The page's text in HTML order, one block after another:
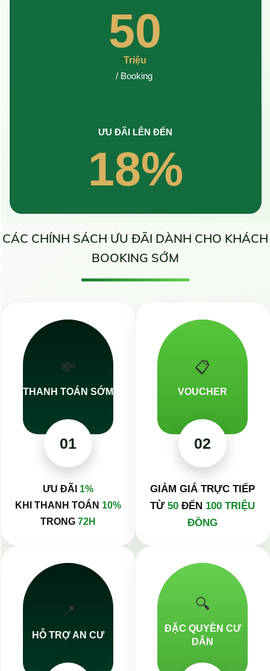
50
Triệu
/ Booking
ƯU ĐÃI LÊN ĐẾN
18%
CÁC CHÍNH SÁCH ƯU ĐÃI DÀNH CHO KHÁCH
BOOKING SỚM
💸
THANH TOÁN SỚM
01
ƯU ĐÃI 1%
KHI THANH TOÁN 10%
TRONG 72H
📋
VOUCHER
02
GIẢM GIÁ TRỰC TIẾP
TỪ 50 ĐẾN 100 TRIỆU
ĐỒNG
📍
HỖ TRỢ AN CƯ
🔍
ĐẶC QUYỀN CƯ
DÂN